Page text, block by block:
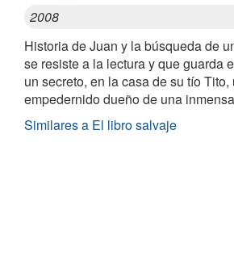
2008
Historia de Juan y la búsqueda de
se resiste a la lectura y que guarda
un secreto, en la casa de su tío
empedernido dueño de una
Similares a El libro salvaje